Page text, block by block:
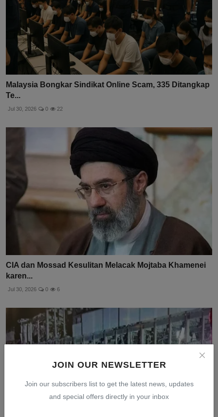
JOIN OUR NEWSLETTER
Join our subscribers list to get the latest news, updates
and special offers directly in your inbox
Malaysia Bongkar Sindikat Online Scam, 335 Ditangkap
Te...
Jul 30, 2026 0 22
CIA dan Mossad Kesulitan Melacak Mojtaba Khamenei
karen...
Jul 30, 2026 0 6